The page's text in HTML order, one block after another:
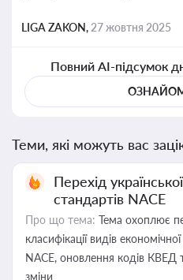
LIGA ZAKON, 27 жовтня 2025
Повний AI-підсумок
Теми, які можуть вас
Перехід
стандартів NACE
Про що тема: Тема охоплює
класифікації видів
NACE, оновлення кодів КВЕД
зміни